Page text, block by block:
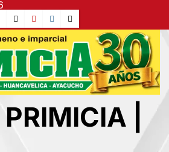
TikTokYouTube
Instagram
X
|